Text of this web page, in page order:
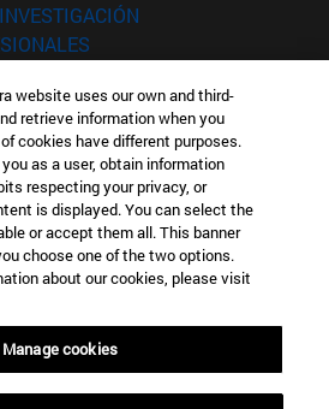
cookies
website uses our own and third-
retrieve information when you
cookies have different purposes.
as a user, obtain information
respecting your privacy, or
is displayed. You can select the
or accept them all. This banner
choose one of the two options.
about our cookies, please visit
Manage cookies